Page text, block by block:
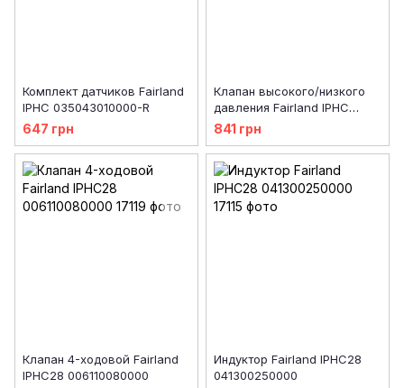
Комплект датчиков Fairland
IPHC 035043010000-R
647 грн
Клапан высокого/низкого
давления Fairland IPHC
006080500000-R
841 грн
Клапан 4-ходовой Fairland
IPHC28 006110080000
Индуктор Fairland IPHC28
041300250000